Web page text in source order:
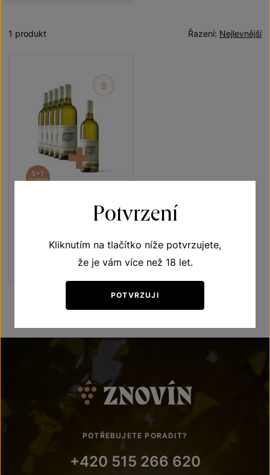
Nejlevnější
Řazení:
1 produkt
5+1
ZDARMA
Muškát Ottonel 5+1
moravské zemské víno 2020
Šarže 0380
Kč
POTŘEBUJETE PORADIT?
+420 515 266 620
Potvrzení
Kliknutím na tlačítko níže potvrzujete,
že je vám více než 18 let.
POTVRZUJI